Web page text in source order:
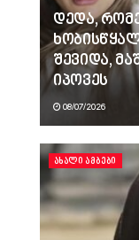
დედა,
შევიდა,
იპოვეს
08/07/2026
ᲐᲮᲐᲚᲘ ᲐᲛᲑᲔᲑᲘ